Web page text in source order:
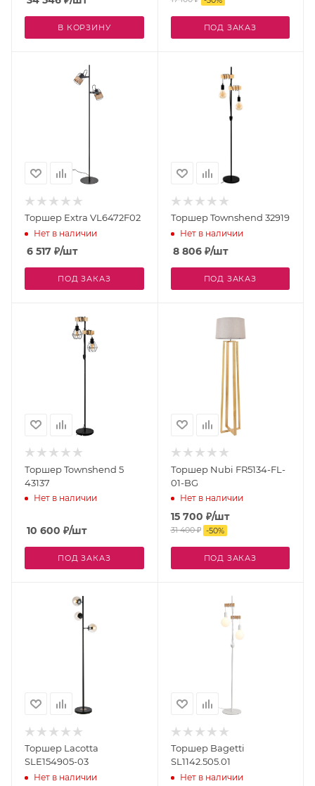
В КОРЗИНУ ПОД ЗАКАЗ
Торшер Extra VL6472F02
Нет в наличии
6 517 ₽/шт
ПОД ЗАКАЗ
Торшер Townshend 32919
Нет в наличии
8 806₽/шт
ПОД ЗАКАЗ
Торшер Townshend 5
43137
Нет в наличии
10 600 ₽/шт
ПОД ЗАКАЗ
Торшер Nubi FR5134-FL-
01-BG
Нет в наличии
15 700 ₽/шт
31 400₽ -50%
ПОД ЗАКАЗ
Торшер Lacotta
SLE154905-03
Нет в наличии
Торшер Bagetti
SL1142.505.01
Нет в наличии